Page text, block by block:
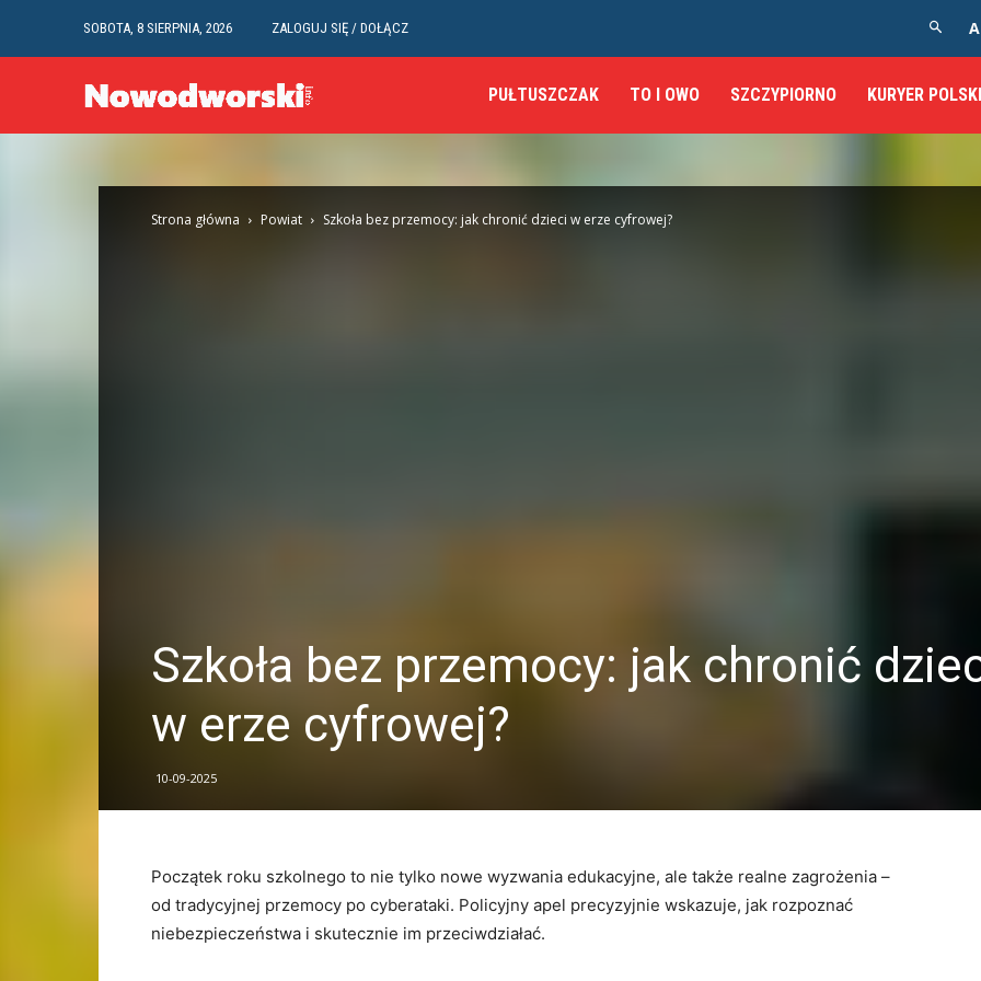
SOBOTA, 8 SIERPNIA, 2026 ZALOGUJ SIĘ / DOŁĄCZ
PUŁTUSZCZAK TO I OWO SZCZYPIORNO KURYER
Strona główna Powiat Szkoła bez przemocy: jak chronić dzieci w erze cyfrowej?
Szkoła bez przemocy: jak chronić
w erze cyfrowej?
10-09-2025
Początek roku szkolnego to nie tylko nowe wyzwania edukacyjne, ale także realne zagrożenia –
od tradycyjnej przemocy po cyberataki. Policyjny apel precyzyjnie wskazuje, jak rozpoznać
niebezpieczeństwa i skutecznie im przeciwdziałać.